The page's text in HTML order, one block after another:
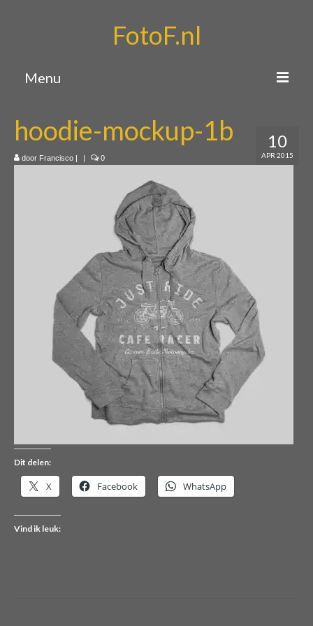
FotoF.nl
Menu
Portfolio 10
APR 2015
hoodie-mockup-1b
door Francisco | | 0
Dit delen:
X Facebook WhatsApp
Vind ik leuk: